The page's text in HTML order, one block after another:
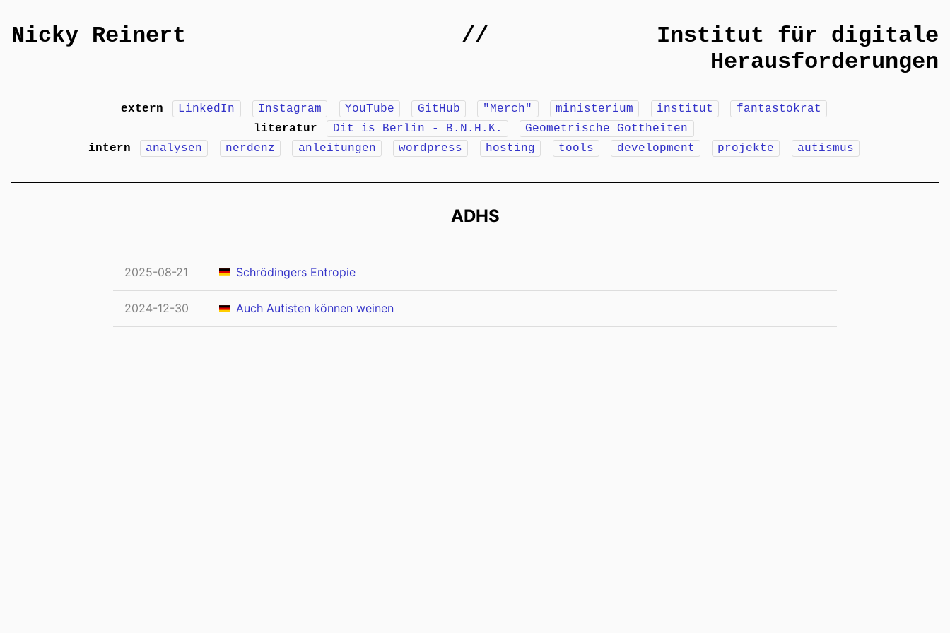
Nicky Reinert //
Institut für digitale
Herausforderungen
extern LinkedIn Instagram YouTube GitHub "Merch" ministerium institut
fantastokrat
literatur
Dit is Berlin - B.N.H.K.
Geometrische Gottheiten
intern
analysen nerdenz anleitungen wordpress hosting tools development projekte autismus
ADHS
2025-08-21 Schrödingers Entropie
2024-12-30 Auch Autisten können weinen